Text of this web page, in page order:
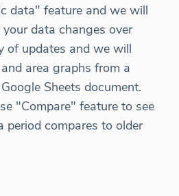
data" feature and we will
data changes over
of updates and we will
area graphs from a
Sheets document.
"Compare" feature to see
period compares to older